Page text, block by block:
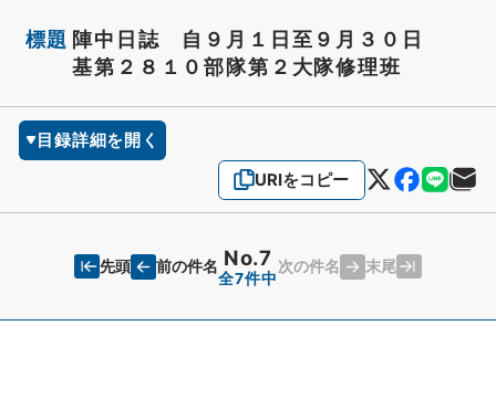
標題 陣中日誌 自９月１日至９月３０日
基第２８１０部隊第２大隊修理班
目録詳細を開く
URIをコピー
先頭 前の件名 No.7
全7件中
次の件名 末尾